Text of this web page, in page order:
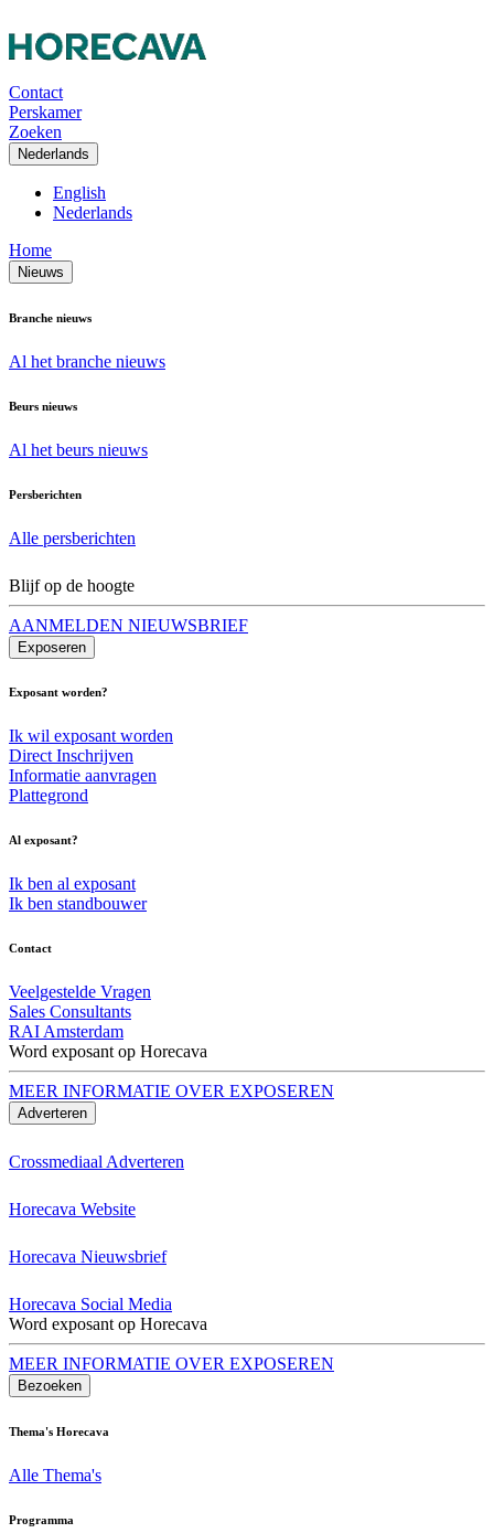
Contact
Perskamer
Zoeken
Nederlands
English
Nederlands
Home
Nieuws
Branche nieuws
Al het branche nieuws
Beurs nieuws
Al het beurs nieuws
Persberichten
Alle persberichten
Blijf op de hoogte
AANMELDEN NIEUWSBRIEF
Exposeren
Exposant worden?
Ik wil exposant worden
Direct Inschrijven
Informatie aanvragen
Plattegrond
Al exposant?
Ik ben al exposant
Ik ben standbouwer
Contact
Veelgestelde Vragen
Sales Consultants
RAI Amsterdam
Word exposant op Horecava
MEER INFORMATIE OVER EXPOSEREN
Adverteren
Crossmediaal Adverteren
Horecava Website
Horecava Nieuwsbrief
Horecava Social Media
Word exposant op Horecava
MEER INFORMATIE OVER EXPOSEREN
Bezoeken
Thema's Horecava
Alle Thema's
Programma